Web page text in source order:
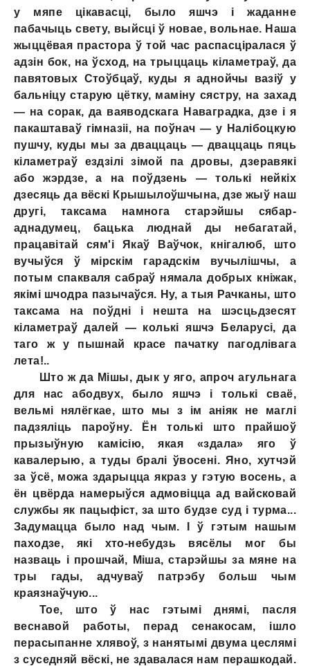
у мяпе цікавасці, было яшчэ i жаданне
пабачыць свету, выйcцi ў новае, вольнае. Наша
жыццёвая прастора ў той час распасціралася ў
адзін бок, на ўсход, на трыццаць кіламетраў, да
павятовых Стоўбцаў, куды я аднойчы вазіў у
бальніцу старую цётку, маміну сястру, на захад
— на сорак, да ваяводскага Наваградка, дзе i я
пакаштаваў гімназіі, на поўнач — у Налібоцкую
пушчу, куды мы за дваццаць — дваццаць пяць
кіламетраў ездзілі зімой па дровы, дзеравякі
або жэрдзе, а на поўдзень — толькі нейкіх
дзесяць да вёскі Крышылоўшчына, дзе жыў наш
другі, таксама намнога старэйшы сябар-
аднадумец, бацька люднай ды небагатай,
працавітай сям'і Якаў Ваўчок, кнігалюб, што
вучыўся ў мірскім гарадскім вучылішчы, а
потым спакваля сабраў нямала добрых кніжак,
якімі шчодра пазычаўся. Ну, а тыя Рачканы, што
таксама на поўдні i нешта на шэсцьдзесят
кіламетраў далей — колькі яшчэ Беларусі, да
таго ж у пышнай красе пачатку пагодлівага
лета!..
Што ж да Мішы, дык у яго, апроч агульнага
для нас абодвух, было яшчэ i толькі сваё,
вельмі нялёгкае, што мы з ім аніяк не маглі
падзяліць пароўну. Ён толькі што прайшоў
прызыўную камісію, якая «здала» яго ў
кавалерыю, а туды бралі ўвосені. Яно, хутчэй
за ўсё, можа здарыцца якраз у гэтую восень, а
ён цвёрда намерыўся адмовіцца ад вайсковай
службы як пацыфіст, за што будзе суд i турма...
Задумацца было над чым. I ў гэтым нашым
паходзе, які хто-небудзь вясёлы мог бы
назваць i прошчай, Міша, старэйшы за мяне на
тры гады, адчуваў патрэбу больш чым
краязнаўчую...
Toe, што ў нас гэтымі днямі, пасля
веснавой работы, перад сенакосам, ішло
перасыпанне хлявоў, з нанятымі двума цеслямі
з суседняй вёскі, не здавалася нам перашкодай.